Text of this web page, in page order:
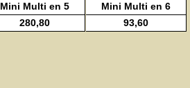
Mini Multi en 5
Mini Multi en 6
280,80 93,60